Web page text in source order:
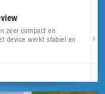
zeer compact en
device werkt stabiel en